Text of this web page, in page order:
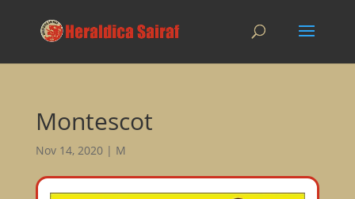
Montescot
Nov 14, 2020| M